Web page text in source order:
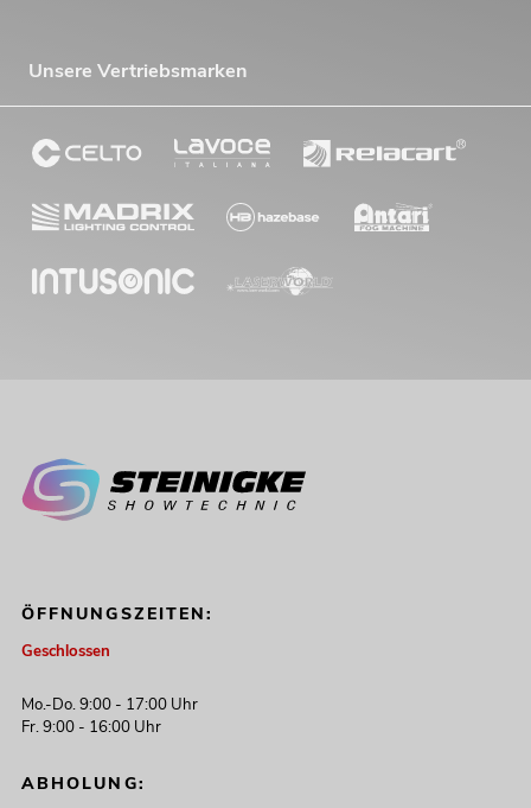
Unsere Vertriebsmarken
ÖFFNUNGSZEITEN:
Geschlossen
Mo.-Do. 9:00 - 17:00 Uhr
Fr. 9:00 - 16:00 Uhr
ABHOLUNG: